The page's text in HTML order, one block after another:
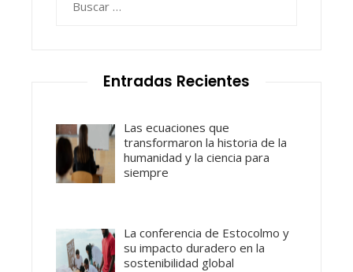
Entradas Recientes
Las ecuaciones que
transformaron la historia de la
humanidad y la ciencia para
siempre
La conferencia de Estocolmo y
su impacto duradero en la
sostenibilidad global